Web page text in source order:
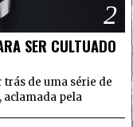
2
SER CULTUADO
de uma série de
aclamada pela